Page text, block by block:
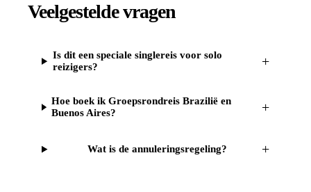
Veelgestelde vragen
Is dit een speciale singlereis voor solo
reizigers?
+
Hoe boek ik Groepsrondreis Brazilië en
Buenos Aires?
+
Wat is de annuleringsregeling? +